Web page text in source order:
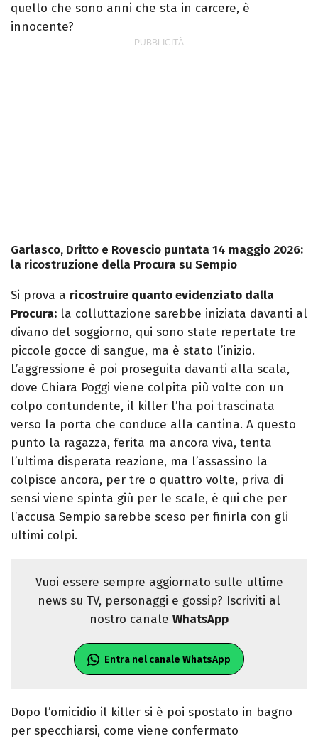
quello che sono anni che sta in carcere, è
innocente?
Garlasco, Dritto e Rovescio puntata 14 maggio 2026:
la ricostruzione della Procura su Sempio
Si prova a ricostruire quanto evidenziato dalla
Procura: la colluttazione sarebbe iniziata davanti al
divano del soggiorno, qui sono state repertate tre
piccole gocce di sangue, ma è stato l’inizio.
L’aggressione è poi proseguita davanti alla scala,
dove Chiara Poggi viene colpita più volte con un
colpo contundente, il killer l’ha poi trascinata
verso la porta che conduce alla cantina. A questo
punto la ragazza, ferita ma ancora viva, tenta
l’ultima disperata reazione, ma l’assassino la
colpisce ancora, per tre o quattro volte, priva di
sensi viene spinta giù per le scale, è qui che per
l’accusa Sempio sarebbe sceso per finirla con gli
ultimi colpi.
Vuoi essere sempre aggiornato sulle ultime
news su TV, personaggi e gossip? Iscriviti al
nostro canale WhatsApp
Entra nel canale WhatsApp
Dopo l’omicidio il killer si è poi spostato in bagno
per specchiarsi, come viene confermato